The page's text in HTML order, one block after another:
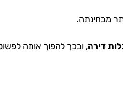
מבחינתה.
דירה, ובכך להפוך אותה